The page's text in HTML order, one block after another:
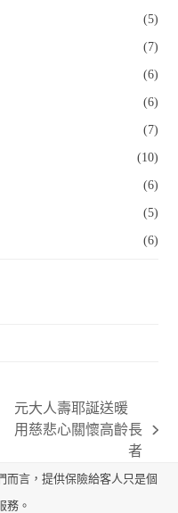
(5)
(7)
(6)
(6)
(7)
(10)
(6)
(5)
(6)
next
元大人壽耶誕送暖
用慈悲心關懷高齡長
者
而言，提供保險給客人只是個
務。